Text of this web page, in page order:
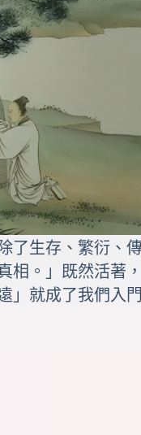
了生存、繁衍、
相。」既然活著
」就成了我們入